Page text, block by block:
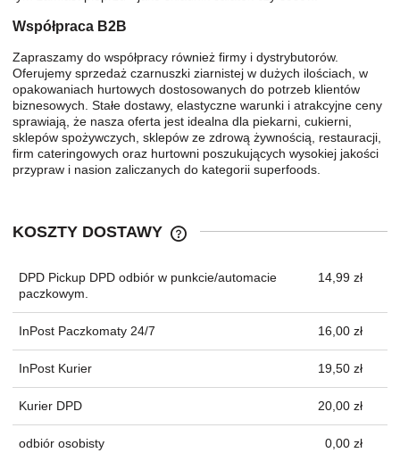
Współpraca B2B
Zapraszamy do współpracy również firmy i dystrybutorów.
Oferujemy sprzedaż czarnuszki ziarnistej w dużych ilościach, w
opakowaniach hurtowych dostosowanych do potrzeb klientów
biznesowych. Stałe dostawy, elastyczne warunki i atrakcyjne ceny
sprawiają, że nasza oferta jest idealna dla piekarni, cukierni,
sklepów spożywczych, sklepów ze zdrową żywnością, restauracji,
firm cateringowych oraz hurtowni poszukujących wysokiej jakości
przypraw i nasion zaliczanych do kategorii superfoods.
KOSZTY DOSTAWY
DPD Pickup DPD odbiór w punkcie/automacie
paczkowym.
14,99 zł
InPost Paczkomaty 24/7 16,00 zł
InPost Kurier 19,50 zł
Kurier DPD 20,00 zł
odbiór osobisty 0,00 zł